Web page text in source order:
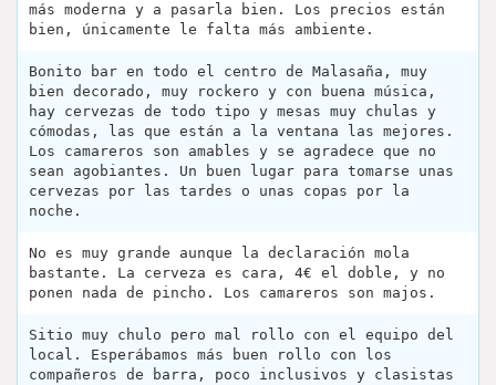
más moderna y a pasarla bien. Los precios están
bien, únicamente le falta más ambiente.
Bonito bar en todo el centro de Malasaña, muy
bien decorado, muy rockero y con buena música,
hay cervezas de todo tipo y mesas muy chulas y
cómodas, las que están a la ventana las mejores.
Los camareros son amables y se agradece que no
sean agobiantes. Un buen lugar para tomarse unas
cervezas por las tardes o unas copas por la
noche.
No es muy grande aunque la declaración mola
bastante. La cerveza es cara, 4€ el doble, y no
ponen nada de pincho. Los camareros son majos.
Sitio muy chulo pero mal rollo con el equipo del
local. Esperábamos más buen rollo con los
compañeros de barra, poco inclusivos y clasistas